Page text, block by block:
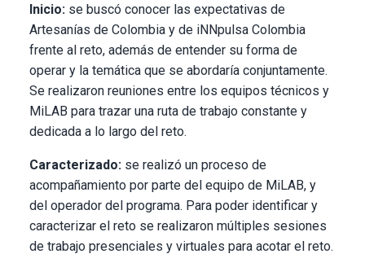
Inicio: se buscó conocer las expectativas de
Artesanías de Colombia y de iNNpulsa Colombia
frente al reto, además de entender su forma de
operar y la temática que se abordaría conjuntamente.
Se realizaron reuniones entre los equipos técnicos y
MiLAB para trazar una ruta de trabajo constante y
dedicada a lo largo del reto.
Caracterizado: se realizó un proceso de
acompañamiento por parte del equipo de MiLAB, y
del operador del programa. Para poder identificar y
caracterizar el reto se realizaron múltiples sesiones
de trabajo presenciales y virtuales para acotar el reto.